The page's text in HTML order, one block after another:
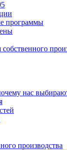
программы
нас
производства